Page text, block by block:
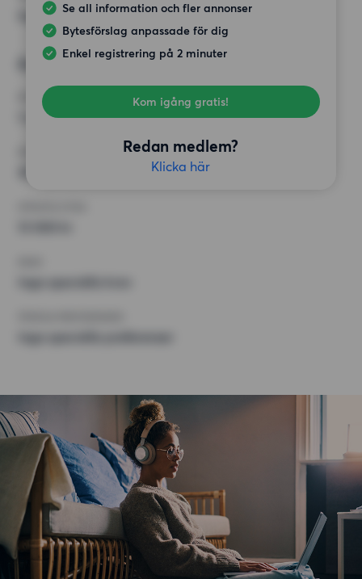
Se all information och fler annonser
Bytesförslag anpassade för dig
Enkel registrering på 2 minuter
Kom igång gratis!
Redan medlem?
Klicka här
Inga speciella preferenser
Önskad bostad 2
1 rum
MINST ANTAL KVADRATMETER